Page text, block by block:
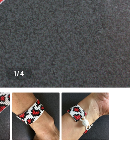
1/4